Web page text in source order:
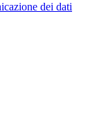
dei dati